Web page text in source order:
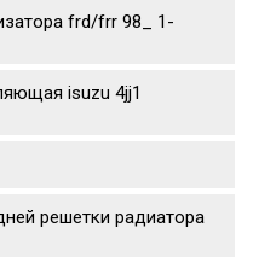
frd/frr 98_ 1-
isuzu 4jj1
решетки радиатора